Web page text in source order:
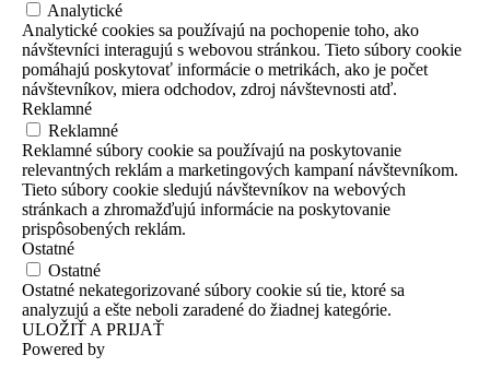
Analytické
Analytické cookies sa používajú na pochopenie toho, ako
návštevníci interagujú s webovou stránkou. Tieto súbory cookie
pomáhajú poskytovať informácie o metrikách, ako je počet
návštevníkov, miera odchodov, zdroj návštevnosti atď.
Reklamné
Reklamné
Reklamné súbory cookie sa používajú na poskytovanie
relevantných reklám a marketingových kampaní návštevníkom.
Tieto súbory cookie sledujú návštevníkov na webových
stránkach a zhromažďujú informácie na poskytovanie
prispôsobených reklám.
Ostatné
Ostatné
Ostatné nekategorizované súbory cookie sú tie, ktoré sa
analyzujú a ešte neboli zaradené do žiadnej kategórie.
ULOŽIŤ A PRIJAŤ
Powered by